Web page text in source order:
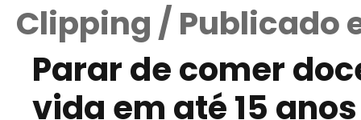
Clipping / Publicado
Parar de comer
vida em até 15 anos